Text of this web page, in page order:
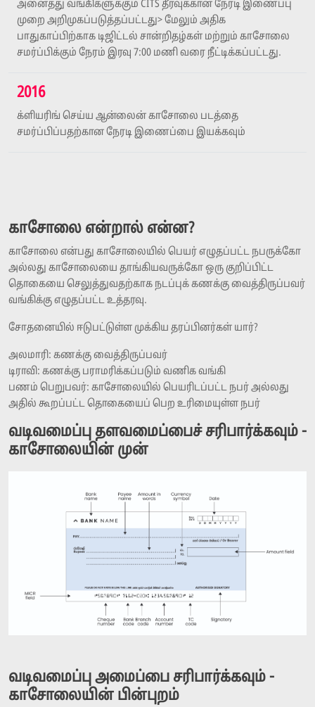
அனைத்து வங்கிகளுக்கும் CITS தீர்வுக்கான நேரடி இணைப்பு
முறை அறிமுகப்படுத்தப்பட்டது> மேலும் அதிக
பாதுகாப்பிற்காக டிஜிட்டல் சான்றிதழ்கள் மற்றும் காசோலை
சமர்ப்பிக்கும் நேரம் இரவு 7:00 மணி வரை நீட்டிக்கப்பட்டது.
2016
க்ளியரிங் செய்ய ஆன்லைன் காசோலை படத்தை
சமர்ப்பிப்பதற்கான நேரடி இணைப்பை இயக்கவும்
காசோலை என்றால் என்ன?
காசோலை என்பது காசோலையில் பெயர் எழுதப்பட்ட நபருக்கோ
அல்லது காசோலையை தாங்கியவருக்கோ ஒரு குறிப்பிட்ட
தொகையை செலுத்துவதற்காக நடப்புக் கணக்கு வைத்திருப்பவர்
வங்கிக்கு எழுதப்பட்ட உத்தரவு.
சோதனையில் ஈடுபட்டுள்ள முக்கிய தரப்பினர்கள் யார்?
அலமாரி: கணக்கு வைத்திருப்பவர்
டிராவி: கணக்கு பராமரிக்கப்படும் வணிக வங்கி
பணம் பெறுபவர்: காசோலையில் பெயரிடப்பட்ட நபர் அல்லது
அதில் கூறப்பட்ட தொகையைப் பெற உரிமையுள்ள நபர்
வடிவமைப்பு தளவமைப்பைச் சரிபார்க்கவும் -
காசோலையின் முன்
வடிவமைப்பு அமைப்பை சரிபார்க்கவும் -
காசோலையின் பின்புறம்